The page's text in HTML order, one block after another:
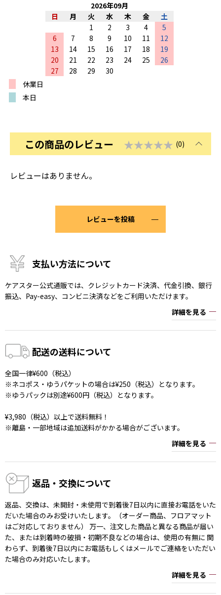
2026年09月
日
月 火 水 木 金
土
1
2 3 4
5
6
7 8 9 10 11
12
13
14 15 16 17 18
19
20
21 22 23 24 25
26
27
28 29
30
休業日
本日
この商品のレビュー ★★★★★ (0)
レビューはありません。
レビューを投稿
支払い方法について
ケアスター公式通販では、クレジットカード決済、代金引換、銀行
振込、Pay-easy、コンビニ決済などをご利用いただけます。
詳細を見る
配送の送料について
全国一律¥600（税込）
※ネコポス・ゆうパケットの場合は¥250（税込）となります。
※ゆうパックは別途¥600円（税込）となります。
¥3,980（税込）以上で送料無料！
※離島・一部地域は追加送料がかかる場合がございます。
詳細を見る
返品・交換について
返品、交換は、未開封・未使用で到着後7日以内に直接お電話をいた
だいた場合のみお受けいたします。（オーダー商品、フロアマット
はご対応しておりません） 万一、注文した商品と異なる商品が届い
た、または到着時の破損・初期不良などの場合は、使用の有無に 関
わらず、到着後7日以内にお電話もしくはメールでご連絡をいただい
た場合のみ対応いたします。
詳細を見る